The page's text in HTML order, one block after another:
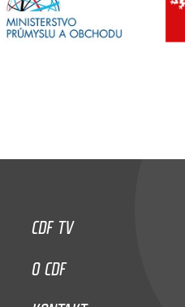
CDF TV
O CDF